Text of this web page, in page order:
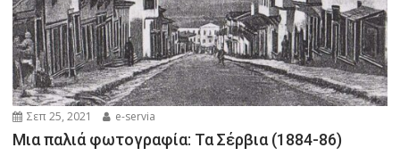
Σεπ 25, 2021 e-servia
Μια παλιά φωτογραφία: Τα Σέρβια (1884-86)